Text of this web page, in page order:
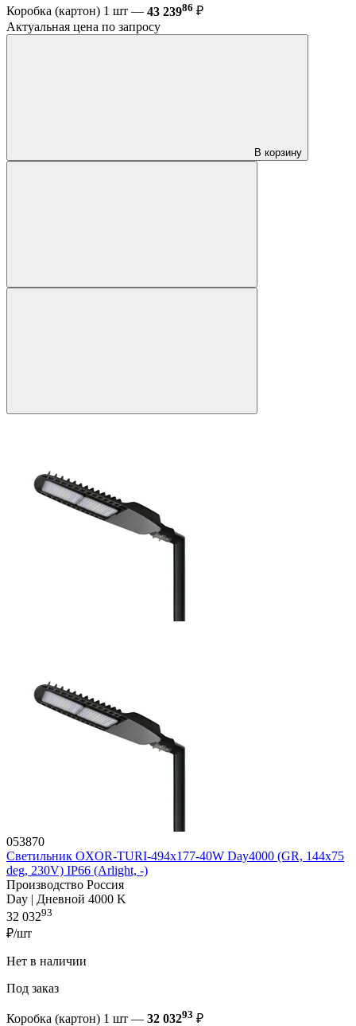
Коробка (картон) 1 шт — 43 23986 ₽
Актуальная цена по запросу
В корзину
053870
Светильник OXOR-TURI-494х177-40W Day4000 (GR, 144x75
deg, 230V) IP66 (Arlight, -)
Производство Россия
Day | Дневной 4000 K
32 03293
₽/шт
Нет в наличии
Под заказ
Коробка (картон) 1 шт — 32 03293 ₽